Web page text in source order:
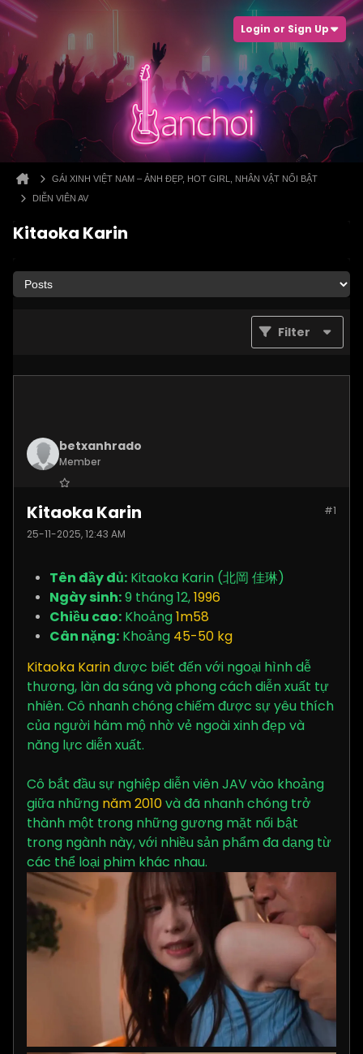
Login or Sign Up
GÁI XINH VIỆT NAM – ẢNH ĐẸP, HOT GIRL, NHÂN VẬT NỔI BẬT
DIỄN VIÊN AV
Kitaoka Karin
Filter
betxanhrado
Member
Posts: 59 #1
Kitaoka Karin
25-11-2025, 12:43 AM
Tên đầy đủ: Kitaoka Karin (北岡 佳琳)
Ngày sinh:9 tháng 12,1996
Chiều cao: Khoảng1m58
Cân nặng: Khoảng 45-50 kg
Kitaoka Karinđược biết đến với ngoại hình dễ
thương, làn da sáng và phong cách diễn xuất tự
nhiên. Cô nhanh chóng chiếm được sự yêu thích
của người hâm mộ nhờ vẻ ngoài xinh đẹp và
năng lực diễn xuất.
Cô bắt đầu sự nghiệp diễn viên JAV vào khoảng
giữa những năm 2010và đã nhanh chóng trở
thành một trong những gương mặt nổi bật
trong ngành này, với nhiều sản phẩm đa dạng từ
các thể loại phim khác nhau.